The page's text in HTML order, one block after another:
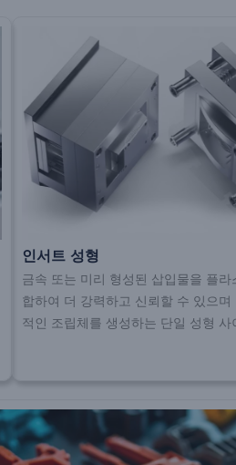
인서트 성형
금속 또는 미리 형성된 삽입물을 플라
합하여 더 강력하고 신뢰할 수 있으며
적인 조립체를 생성하는 단일 성형 사